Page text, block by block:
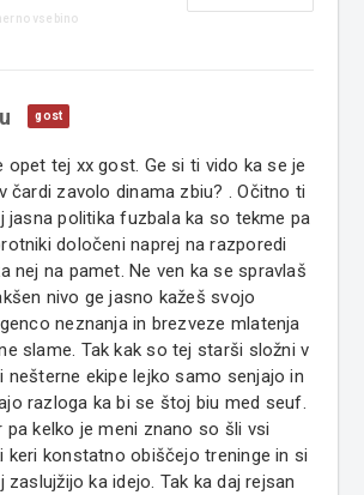
vsebino
gost
opet tej xx gost. Ge si ti vido ka se je
čardi zavolo dinama zbiu? . Očitno ti
jasna politika fuzbala ka so tekme pa
določeni naprej na razporedi
nej na pamet. Ne ven ka se spravlaš
nivo ge jasno kažeš svojo
neznanja in brezveze mlatenja
slame. Tak kak so tej starši složni v
nešterne ekipe lejko samo senjajo in
razloga ka bi se štoj biu med seuf.
pa kelko je meni znano so šli vsi
keri konstatno obiščejo treninge in si
zaslujžijo ka idejo. Tak ka daj rejsan